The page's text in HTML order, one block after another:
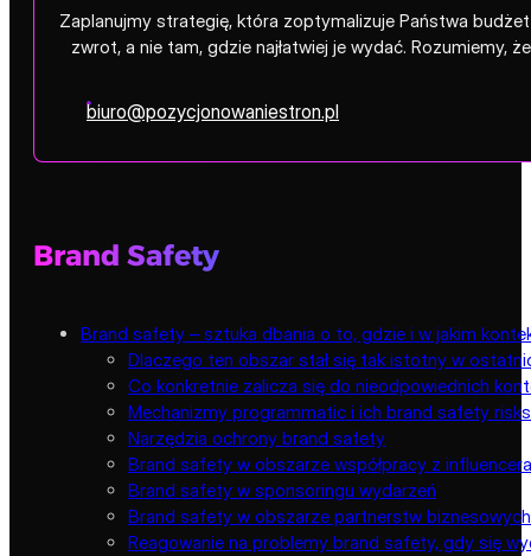
Zaplanujmy strategię, która zoptymalizuje Państwa
zwrot, a nie tam, gdzie najłatwiej je wydać.
biuro@pozycjonowaniestron.pl
Brand Safety
Brand safety – sztuka dbania o to, gdzie i w jakim
Dlaczego ten obszar stał się tak istotny w
Co konkretnie zalicza się do nieodpowiednich
Mechanizmy programmatic i ich brand safety risks
Narzędzia ochrony brand safety
Brand safety w obszarze współpracy z
Brand safety w sponsoringu wydarzeń
Brand safety w obszarze partnerstw biznesowych
Reagowanie na problemy brand safety, gdy się